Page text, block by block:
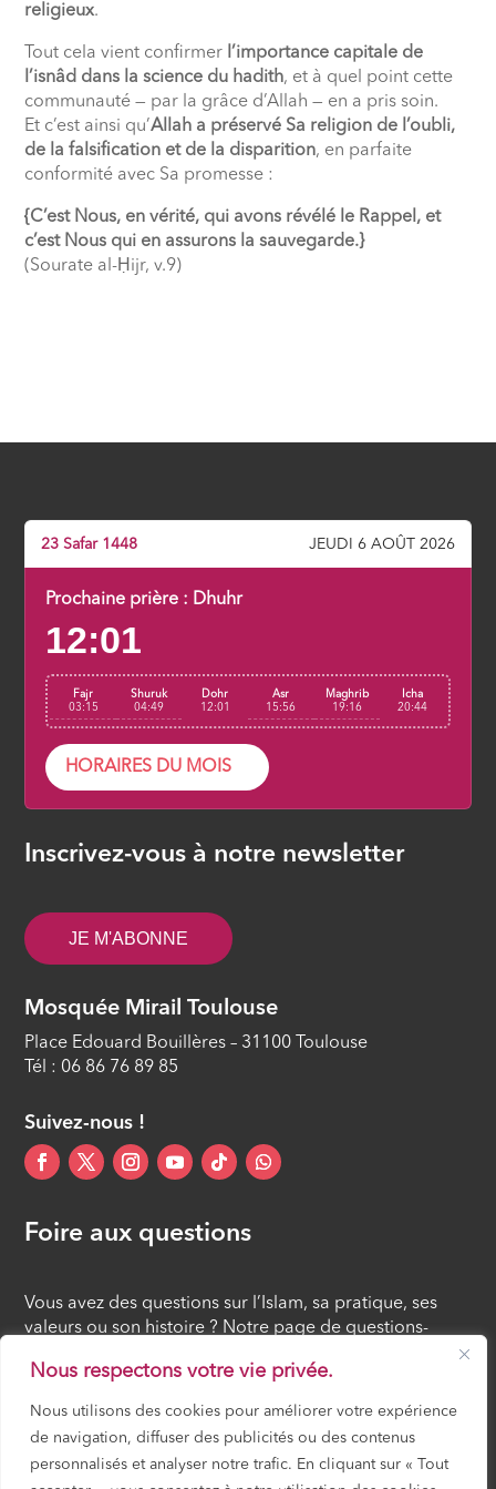
Nous respectons votre vie privée.
Nous utilisons des cookies pour améliorer votre expérience
de navigation, diffuser des publicités ou des contenus
personnalisés et analyser notre trafic. En cliquant sur « Tout
religieux.
Tout cela vient confirmer l’importance capitale de
l’isnâd dans la science du hadith, et à quel point cette
communauté — par la grâce d’Allah — en a pris soin.
Et c’est ainsi qu’Allah a préservé Sa religion de l’oubli,
de la falsification et de la disparition, en parfaite
conformité avec Sa promesse :
{C’est Nous, en vérité, qui avons révélé le Rappel, et
c’est Nous qui en assurons la sauvegarde.}
(Sourate al-Ḥijr, v.9)
23 Safar 1448 JEUDI 6 AOÛT 2026
Prochaine prière : Dhuhr
12:01
Fajr
03:15
Shuruk
04:49
Dohr
12:01
Asr
15:56
Maghrib
19:16
Icha
20:44
HORAIRES DU MOIS
Inscrivez-vous à notre newsletter
JE M'ABONNE
Mosquée Mirail Toulouse
Place Edouard Bouillères – 31100 Toulouse
Tél : 06 86 76 89 85
Suivez-nous !
Foire aux questions
Vous avez des questions sur l’Islam, sa pratique, ses
valeurs ou son histoire ? Notre page de questions-
réponses rassemble des réponses claires et accessibles
à tous, croyants ou simples curieux.
FOIRE AUX QUESTIONS